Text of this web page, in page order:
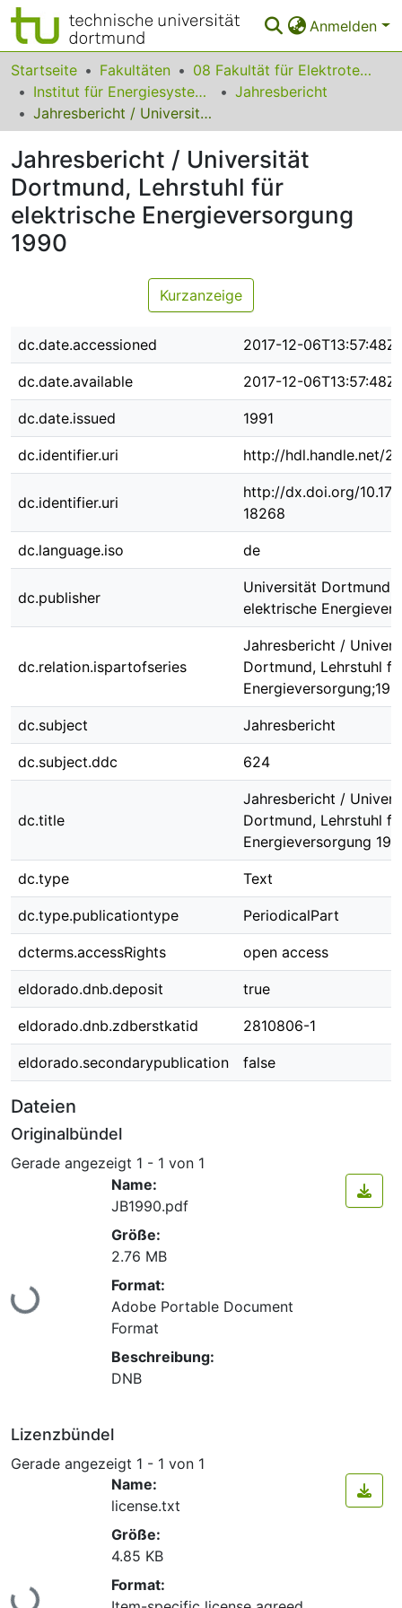
Anmelden
Bereiche & Sammlungen
Das gesamte Repositorium
FAQ
Leitlinien
Zurück zur Startseite
Startseite Fakultäten
08 Fakultät für Elektrotechnik und Informationstechnik
Institut für Energiesysteme, Energieeffizienz und Energiewirtschaft
Jahresbericht
Jahresbericht / Universität Dortmund, Lehrstuhl für elektrische Energieversorgung 1990
Jahresbericht / Universität
Dortmund, Lehrstuhl für
elektrische Energieversorgung
1990
Kurzanzeige
dc.date.accessioned 2017-12-06T13:57:48Z
dc.date.available 2017-12-06T13:57:48Z
dc.date.issued 1991
dc.identifier.uri http://hdl.handle.net/
dc.identifier.uri
http://dx.doi.org/
18268
dc.language.iso de
dc.publisher
Universität Dortmund,
elektrische
dc.relation.ispartofseries
Jahresbericht /
Dortmund, Lehrstuhl
dc.subject Jahresbericht
dc.subject.ddc 624
dc.title
Jahresbericht /
Dortmund, Lehrstuhl
Energieversorgung
dc.type Text
dc.type.publicationtype PeriodicalPart
dcterms.accessRights open access
eldorado.dnb.deposit true
eldorado.dnb.zdberstkatid 2810806-1
eldorado.secondarypublication false
Dateien
Originalbündel
Gerade angezeigt 1 - 1 von 1
Lade...
Name:
JB1990.pdf
Größe:
2.76 MB
Format:
Adobe Portable Document
Format
Beschreibung:
DNB
Lizenzbündel
Gerade angezeigt 1 - 1 von 1
Lade...
Name:
license.txt
Größe:
4.85 KB
Format: